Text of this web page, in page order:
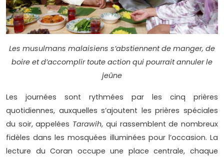
Les musulmans malaisiens s’abstiennent de manger, de
boire et d’accomplir toute action qui pourrait annuler le
jeûne
Les journées sont rythmées par les cinq prières
quotidiennes, auxquelles s’ajoutent les prières spéciales
du soir, appelées Tarawih, qui rassemblent de nombreux
fidèles dans les mosquées illuminées pour l’occasion. La
lecture du Coran occupe une place centrale, chaque